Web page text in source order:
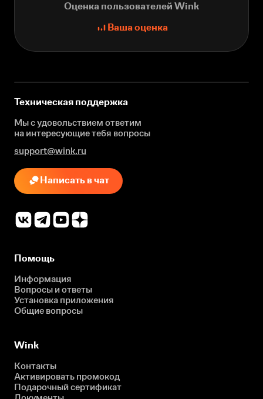
Оценка пользователей Wink
Ваша оценка
Техническая поддержка
Мы с удовольствием ответим
на интересующиетебя вопросы
support@wink.ru
Написать в чат
Помощь
Информация
Вопросы и ответы
Установка приложения
Общие вопросы
Wink
Контакты
Активировать промокод
Подарочный сертификат